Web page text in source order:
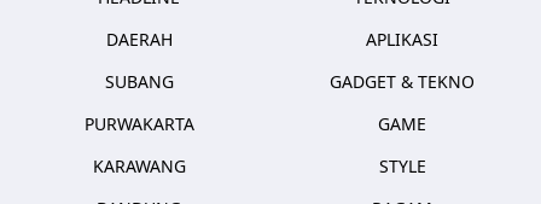
DAERAH
SUBANG
PURWAKARTA
KARAWANG
APLIKASI
GADGET & TEKNO
GAME
STYLE